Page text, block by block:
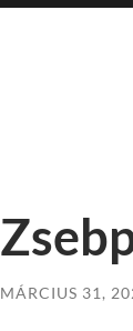
MÁRCIUS 31,